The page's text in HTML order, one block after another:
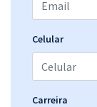
Celular
Carreira